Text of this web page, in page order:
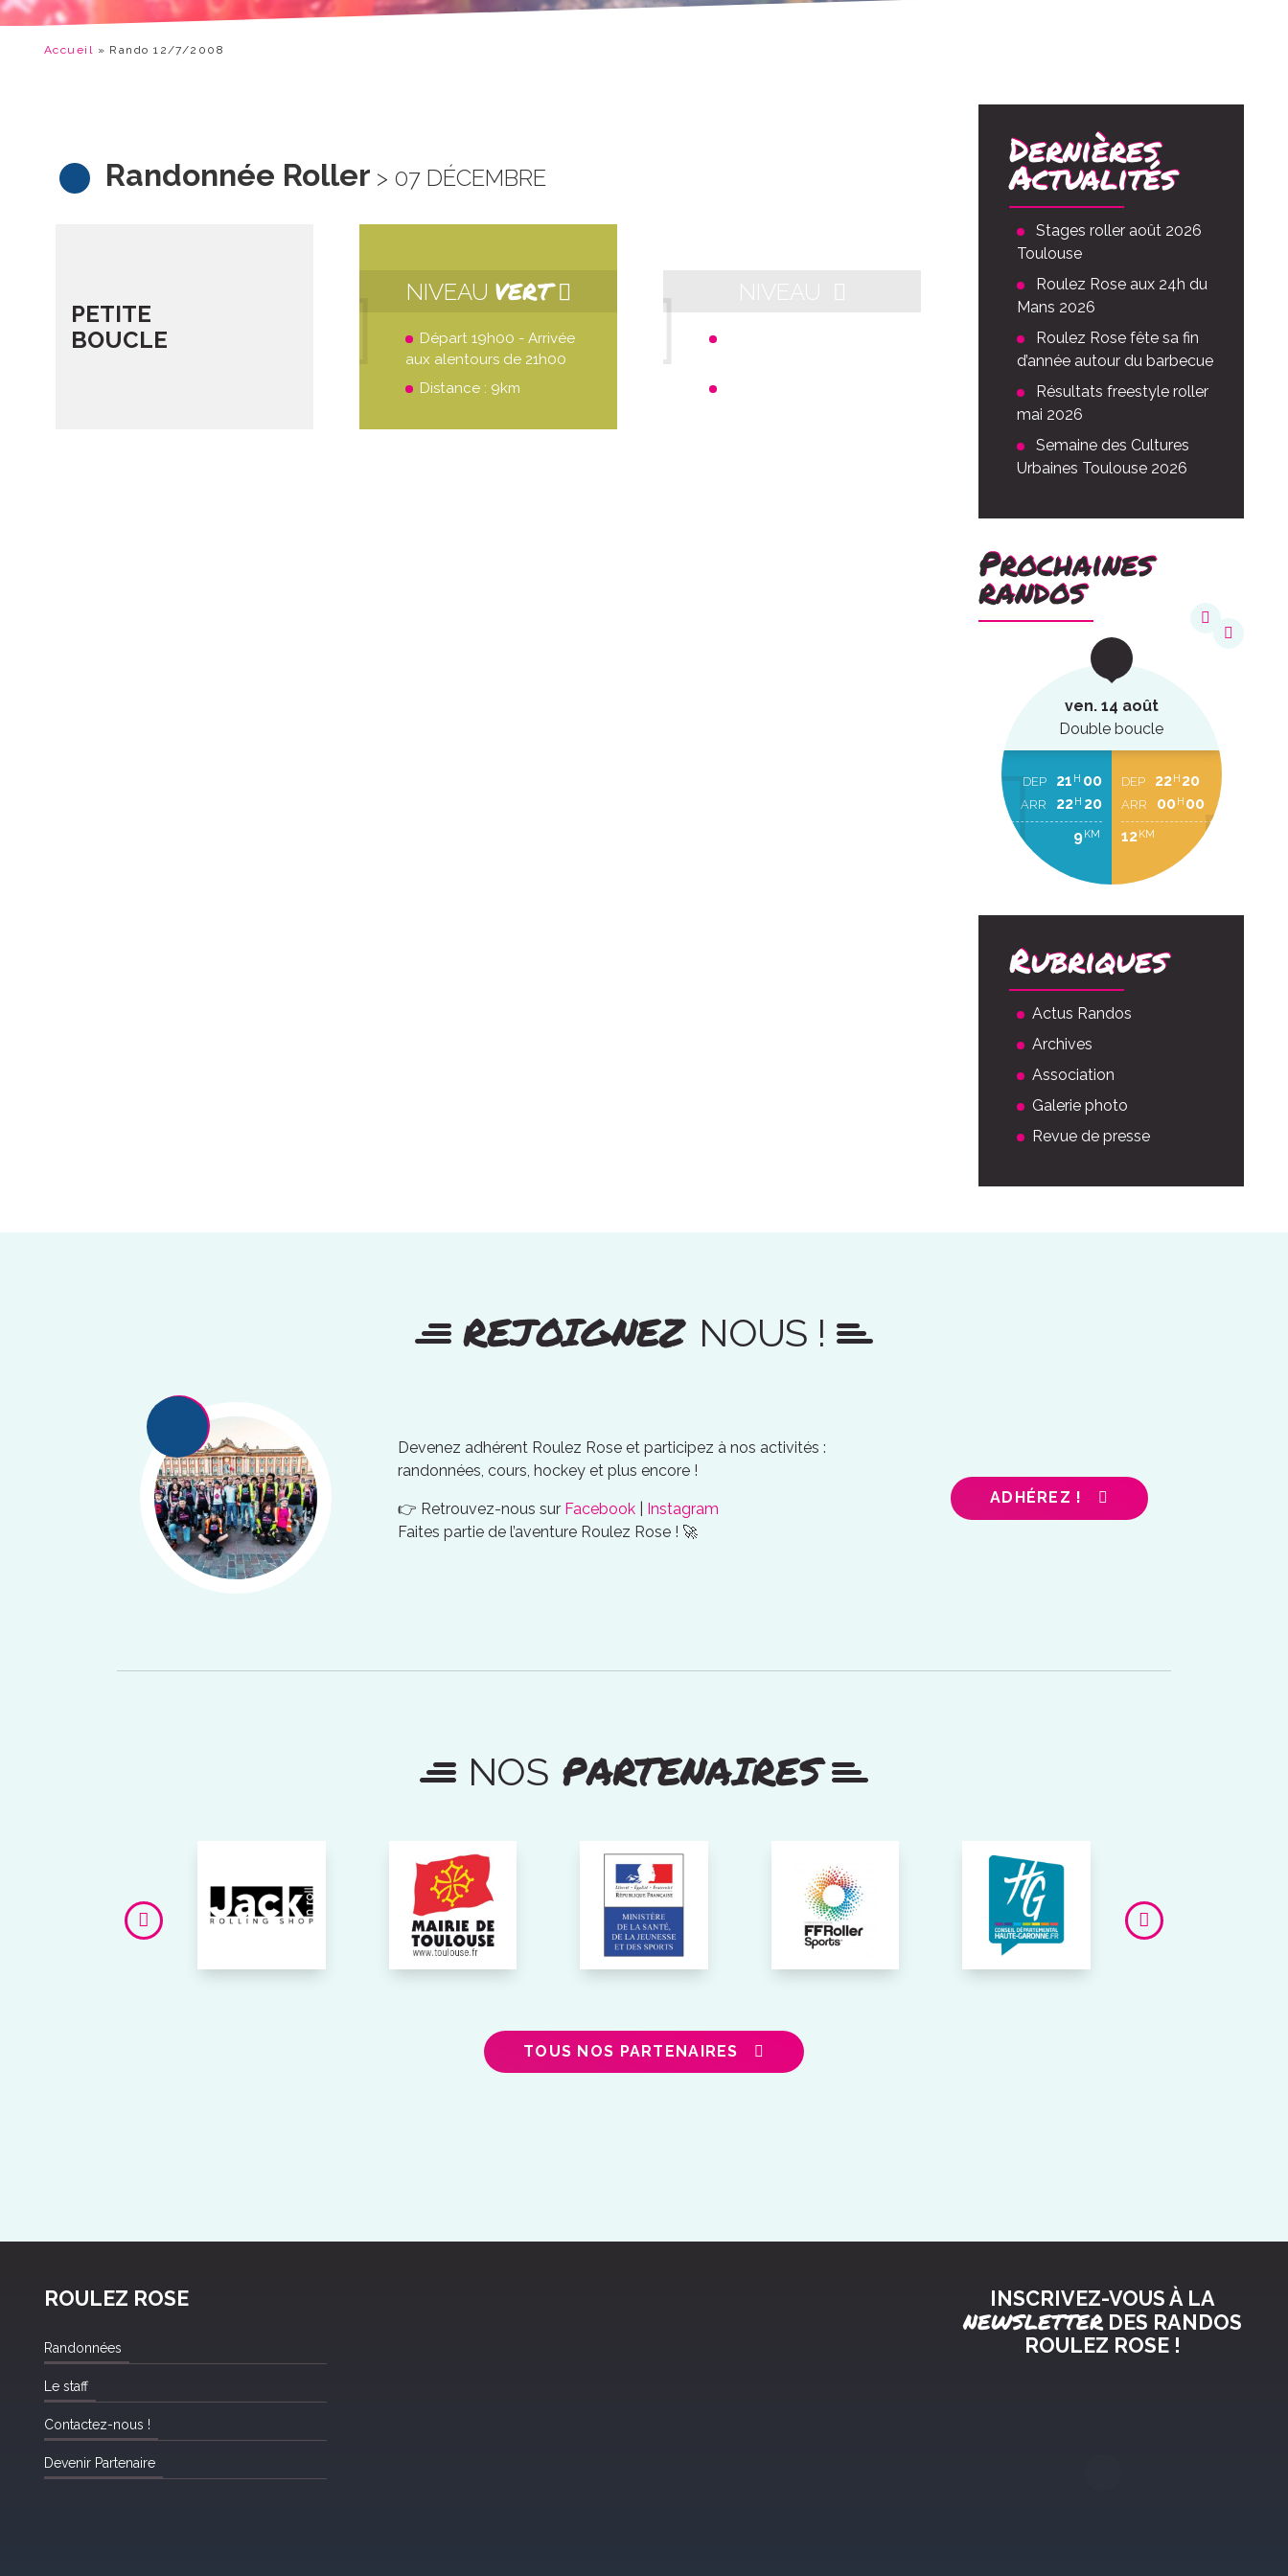
Accueil » Rando 12/7/2008
Randonnée Roller > 07 DÉCEMBRE
PETITE
BOUCLE
NIVEAU VERT
Départ 19h00 - Arrivée
aux alentours de 21h00
Distance : 9km
Dernières
Actualités
Stages roller août 2026
Toulouse
Roulez Rose aux 24h du
Mans 2026
Roulez Rose fête sa fin
d’année autour du barbecue
Résultats freestyle roller
mai 2026
Semaine des Cultures
Urbaines Toulouse 2026
Prochaines
randos
ven. 14 août
Double boucle
DEP 21 H 00
ARR 22 H 20
9 KM
DEP 22 H 20
ARR 00 H 00
12 KM
Rubriques
Actus Randos
Archives
Association
Galerie photo
Revue de presse
REJOIGNEZ NOUS !
Devenez adhérent Roulez Rose et participez à nos activités :
randonnées, cours, hockey et plus encore !
👉 Retrouvez-nous sur Facebook
Instagram
Faites partie de l’aventure Roulez Rose ! 🚀
ADHÉREZ !
NOSPARTENAIRES
TOUS NOS PARTENAIRES
ROULEZ ROSE
Randonnées
Le staff
Contactez-nous !
Devenir Partenaire
INSCRIVEZ-VOUS À LA
NEWSLETTERDES RANDOS
ROULEZ ROSE !